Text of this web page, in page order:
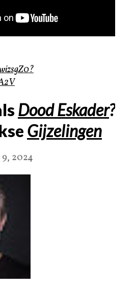
Dood Eskader?
Gijzelingen
2024